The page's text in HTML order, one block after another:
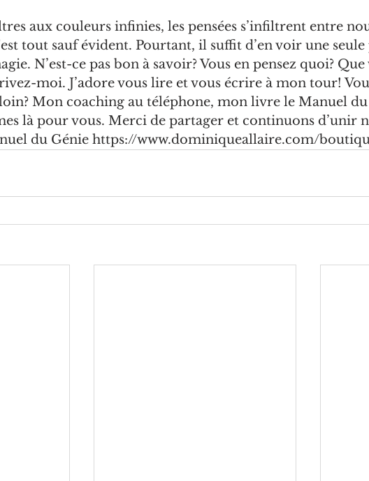
aux couleurs infinies, les pensées s’infiltrent entre
tout sauf évident. Pourtant, il suffit d’en voir une
N’est-ce pas bon à savoir? Vous en pensez quoi?
moi. J’adore vous lire et vous écrire à mon tour!
Mon coaching au téléphone, mon livre le Manuel
là pour vous. Merci de partager et continuons d’unir
du Génie https://www.dominiqueallaire.com/